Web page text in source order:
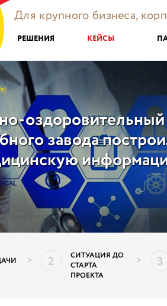
Для крупного бизнеса,
РЕШЕНИЯ КЕЙСЫ
оздоровительный
завода
> 2
СИТУАЦИЯ ДО
СТАРТА
ПРОЕКТА
> 3